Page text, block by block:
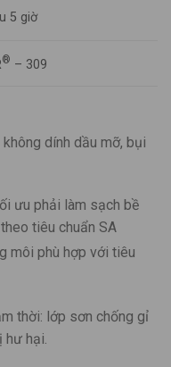
5 giờ
® – 309
dính dầu mỡ, bụi
ưu phải làm sạch bề
tiêu chuẩn SA
môi phù hợp với tiêu
thời: lớp sơn chống gỉ
hại.